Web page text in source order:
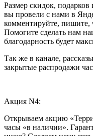
Размер скидок, подарков
вы провели с нами в
комментируйте, пишите,
Помогите сделать нам
благодарность будет
Так же в канале,
закрытые распродажи
Акция N4:
Открываем акцию
часы «в наличии».